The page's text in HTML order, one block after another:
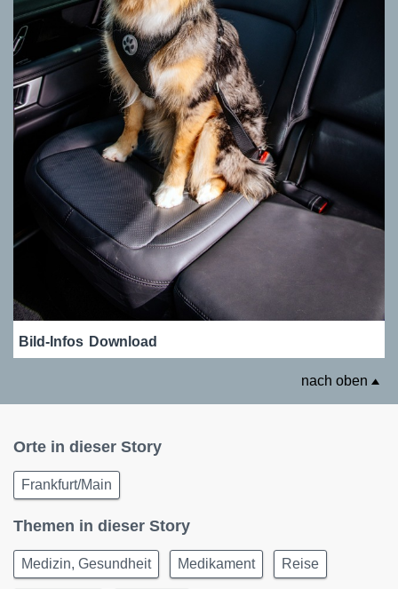
Bild-Infos Download
nach oben
Orte in dieser Story
Frankfurt/Main
Themen in dieser Story
Medizin, Gesundheit Medikament Reise